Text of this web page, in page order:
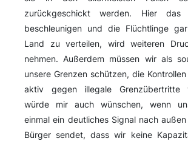
zurückgeschickt werden. Hier das
beschleunigen und die Flüchtlinge
Land zu verteilen, wird weiteren
nehmen. Außerdem müssen wir als
unsere Grenzen schützen, die
aktiv gegen illegale Grenzübertritte
würde mir auch wünschen, wenn
einmal ein deutliches Signal nach
Bürger sendet, dass wir keine